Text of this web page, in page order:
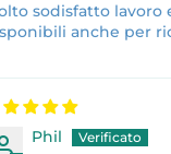
sodisfatto lavoro
anche per
Phil